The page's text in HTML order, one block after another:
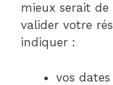
mieux serait
valider votre
indiquer :
vos